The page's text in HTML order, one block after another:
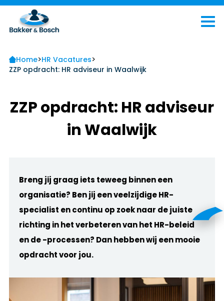
Home>HR Vacatures>
ZZP opdracht: HR adviseur in Waalwijk
ZZP opdracht: HR adviseur
in Waalwijk
Breng jij graag iets teweeg binnen een
organisatie? Ben jij een veelzijdige HR-
specialist en continu op zoek naar de juiste
richting in het verbeteren van het HR-beleid
en de -processen? Dan hebben wij een mooie
opdracht voor jou.